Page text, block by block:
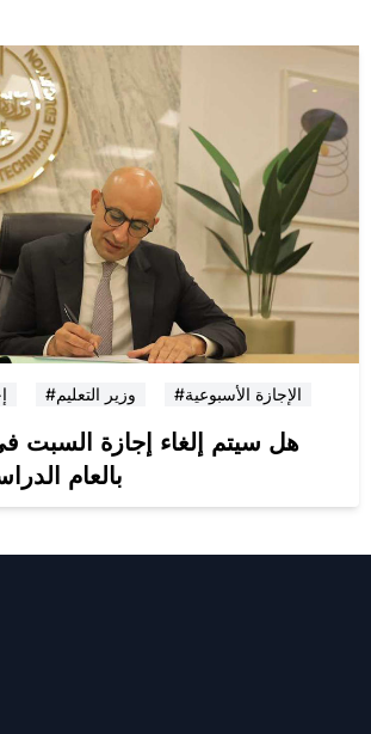
#وزير التعليم #الإجازة الأسبوعية
هل سيتم إلغاء إجازة السبت
بالعام